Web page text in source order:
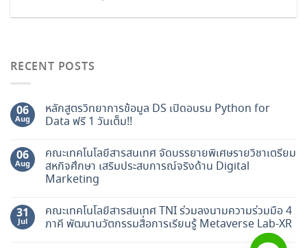
RECENT POSTS
06
Aug
หลักสูตรวิทยาการข้อมูล DS เปิดอบรม Python for
Data ฟรี 1 วันเต็ม!!
06
Aug
คณะเทคโนโลยีสารสนเทศ จัดบรรยายพิเศษรายวิชาเตรียม
สหกิจศึกษา เสริมประสบการณ์จริงด้าน Digital
Marketing
31
Jul
คณะเทคโนโลยีสารสนเทศ TNI ร่วมลงนามความร่วมมือ 4
ภาคี พัฒนานวัตกรรมสื่อการเรียนรู้ Metaverse Lab-XR